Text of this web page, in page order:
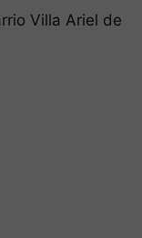
Villa Ariel de